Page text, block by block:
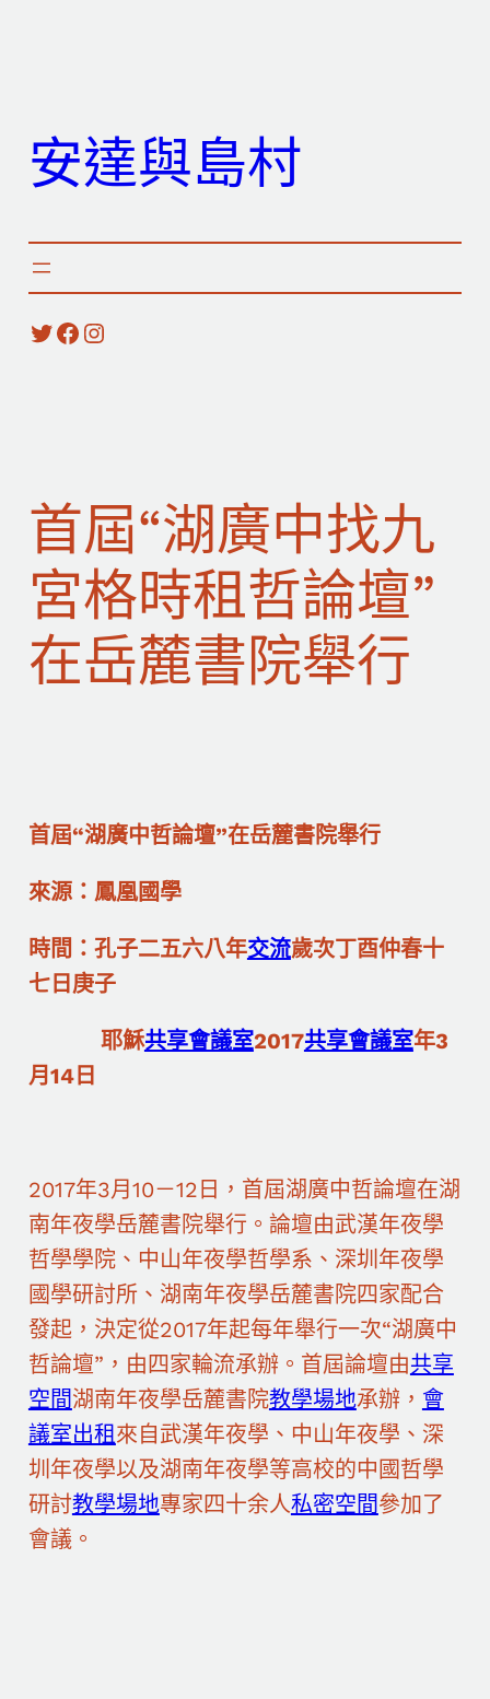
安達與島村
X Facebook Instagram
首屆“湖廣中找九
宮格時租哲論壇”
在岳麓書院舉行
首屆“湖廣中哲論壇”在岳麓書院舉行
來源：鳳凰國學
時間：孔子二五六八年交流歲次丁酉仲春十
七日庚子
耶穌共享會議室2017共享會議室年3
月14日
2017年3月10－12日，首屆湖廣中哲論壇在湖
南年夜學岳麓書院舉行。論壇由武漢年夜學
哲學學院、中山年夜學哲學系、深圳年夜學
國學研討所、湖南年夜學岳麓書院四家配合
發起，決定從2017年起每年舉行一次“湖廣中
哲論壇”，由四家輪流承辦。首屆論壇由共享
空間湖南年夜學岳麓書院教學場地承辦， 會
議室出租來自武漢年夜學、中山年夜學、深
圳年夜學以及湖南年夜學等高校的中國哲學
研討教學場地專家四十余人私密空間參加了
會議。